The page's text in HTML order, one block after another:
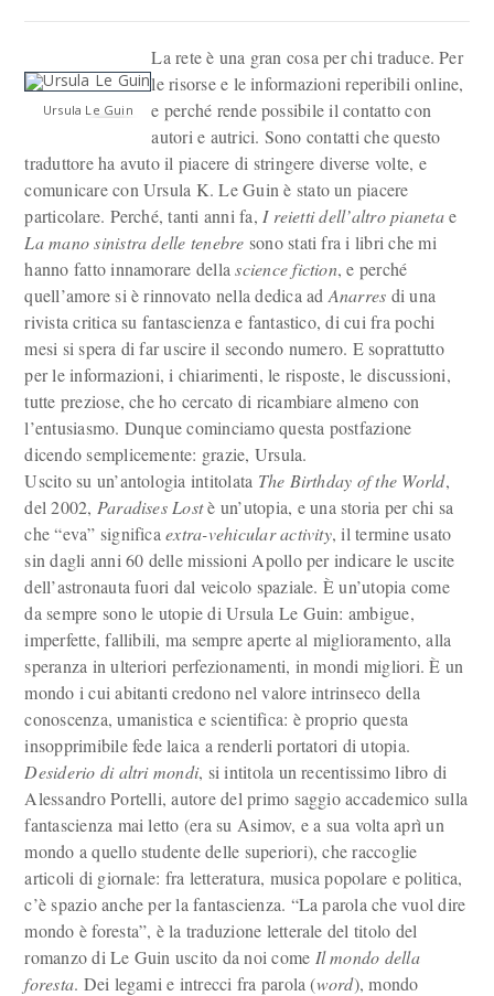
Ursula Le Guin
La rete è una gran cosa per chi traduce. Per
le risorse e le informazioni reperibili online,
e perché rende possibile il contatto con
autori e autrici. Sono contatti che questo
traduttore ha avuto il piacere di stringere diverse volte, e
comunicare con Ursula K. Le Guin è stato un piacere
particolare. Perché, tanti anni fa, I reietti dell’altro pianetae
La mano sinistra delle tenebre sono stati fra i libri che mi
hanno fatto innamorare dellascience fiction, e perché
quell’amore si è rinnovato nella dedica ad Anarres di una
rivista critica su fantascienza e fantastico, di cui fra pochi
mesi si spera di far uscire il secondo numero. E soprattutto
per le informazioni, i chiarimenti, le risposte, le discussioni,
tutte preziose, che ho cercato di ricambiare almeno con
l’entusiasmo. Dunque cominciamo questa postfazione
dicendo semplicemente: grazie, Ursula.
Uscito su un’antologia intitolata The Birthday of the World,
del 2002, Paradises Lostè un’utopia, e una storia per chi sa
che “eva” significaextra-vehicular activity, il termine usato
sin dagli anni 60 delle missioni Apollo per indicare le uscite
dell’astronauta fuori dal veicolo spaziale. È un’utopia come
da sempre sono le utopie di Ursula Le Guin: ambigue,
imperfette, fallibili, ma sempre aperte al miglioramento, alla
speranza in ulteriori perfezionamenti, in mondi migliori. È un
mondo i cui abitanti credono nel valore intrinseco della
conoscenza, umanistica e scientifica: è proprio questa
insopprimibile fede laica a renderli portatori di utopia.
Desiderio di altri mondi, si intitola un recentissimo libro di
Alessandro Portelli, autore del primo saggio accademico sulla
fantascienza mai letto (era su Asimov, e a sua volta aprì un
mondo a quello studente delle superiori), che raccoglie
articoli di giornale: fra letteratura, musica popolare e politica,
c’è spazio anche per la fantascienza. “La parola che vuol dire
mondo è foresta”, è la traduzione letterale del titolo del
romanzo di Le Guin uscito da noi come Il mondo della
foresta. Dei legami e intrecci fra parola (word), mondo